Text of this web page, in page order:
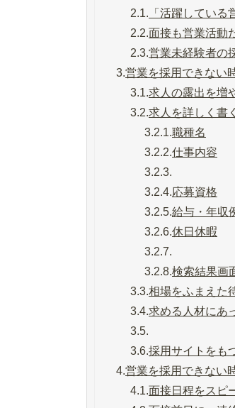
2.1. 「活躍してい
2.2.面接も営業活動
2.3.営業未経験者の
3.営業を採用できない
3.1.求人の露出を増
3.2.求人を詳しく書く
3.2.1.職種名
3.2.2.仕事内容
3.2.3.
3.2.4.応募資格
3.2.5.給与・年収
3.2.6.休日休暇
3.2.7.
3.2.8.検索結果画
3.3.相場をふまえた
3.4.求める人材にあ
3.5.
3.6.採用サイトをも
4.営業を採用できない
4.1.面接日程をスピ